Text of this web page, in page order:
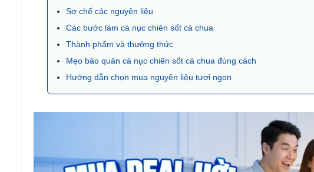
Sơ chế các nguyên liệu
Các bước làm cá nục chiên sốt cà chua
Thành phẩm và thưởng thức
Mẹo bảo quản cá nục chiên sốt cà chua đúng cách
Hướng dẫn chọn mua nguyên liệu tươi ngon